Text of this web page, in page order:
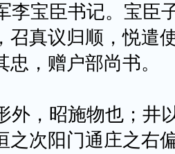
宝臣书记。宝臣
召真议归顺，悦遣
，赠户部尚书。
，昭施物也；井
之次阳门通庄之右